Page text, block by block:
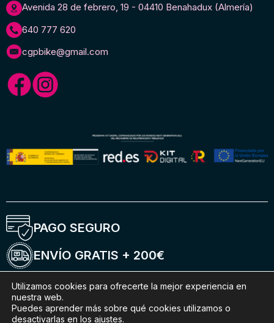
Avenida 28 de febrero, 19 - 04410 Benahadux (Almería)
640 777 620
cgpbike@gmail.com
PAGO SEGURO
ENVÍO GRATIS + 200€
ENTREGA 5-6 DÍAS
ENVÍOS INTERNACIONALES
Utilizamos cookies para ofrecerte la mejor experiencia en
nuestra web.
Puedes aprender más sobre qué cookies utilizamos o
desactivarlas en los ajustes.